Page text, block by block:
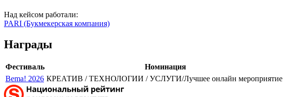
Над кейсом работали:
PARI (Букмекерская компания)
Награды
Фестиваль Номинация
Bema! 2026 КРЕАТИВ / ТЕХНОЛОГИИ / УСЛУГИ/Лучшее онлайн мероприятие